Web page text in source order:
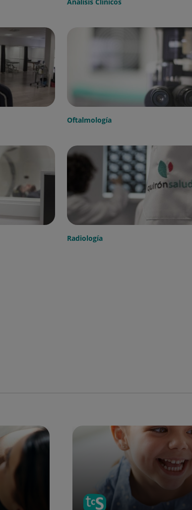
Oftalmología
Radiología